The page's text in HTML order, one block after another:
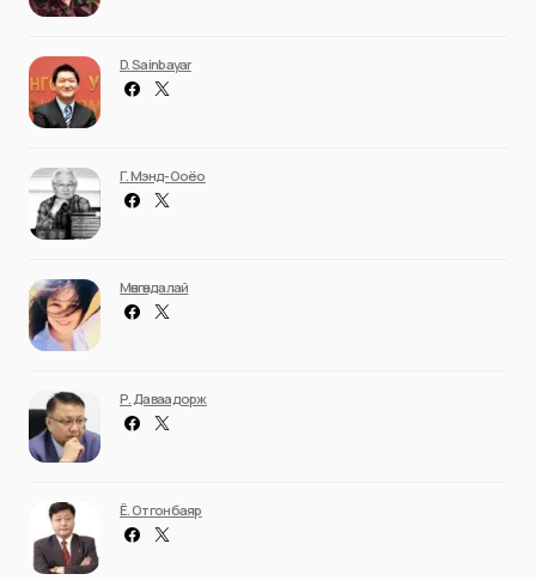
D. Sainbayar
Г. Мэнд-Ооёо
Мөнгөндалай
Р. Даваадорж
Ё. Отгонбаяр